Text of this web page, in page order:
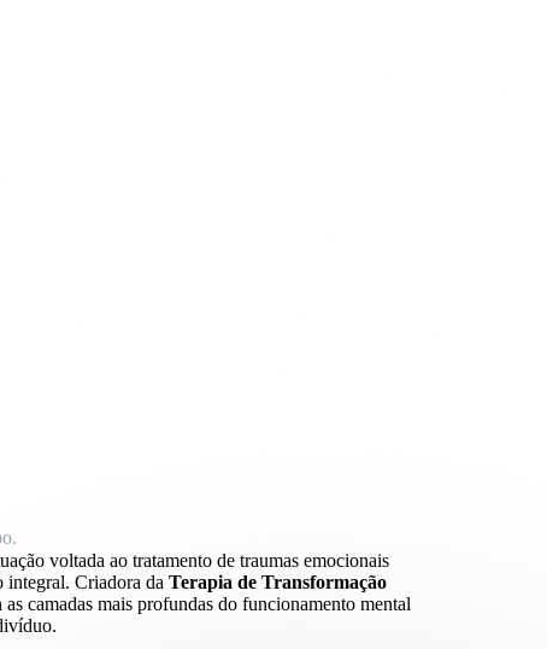
voltada ao tratamento de traumas emocionais
integral. Criadora daTerapia de Transformação
camadas mais profundas do funcionamento mental